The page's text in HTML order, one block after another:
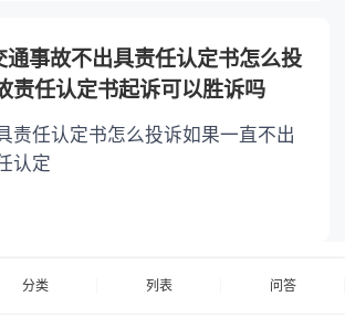
通事故不出具责任认定书怎么投
责任认定书起诉可以胜诉吗
责任认定书怎么投诉如果一直不出
认定
分类 列表 问答